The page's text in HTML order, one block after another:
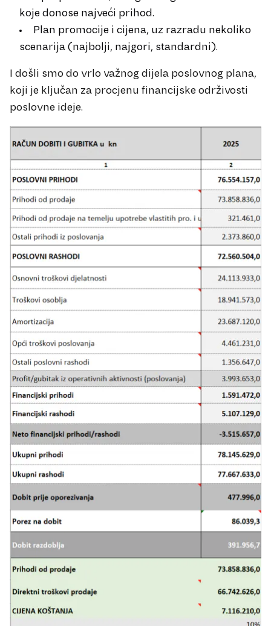
koje donose najveći prihod.
Plan promocije i cijena, uz razradu nekoliko
scenarija (najbolji, najgori, standardni).
I došli smo do vrlo važnog dijela poslovnog plana,
koji je ključan za procjenu financijske održivosti
poslovne ideje.